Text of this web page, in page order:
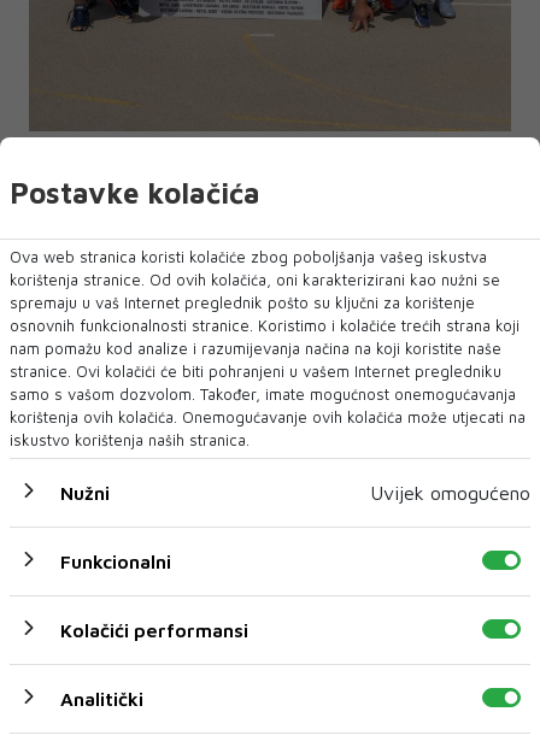
Postavke kolačića
Ova web stranica koristi kolačiće zbog poboljšanja vašeg iskustva
korištenja stranice. Od ovih kolačića, oni karakterizirani kao nužni se
spremaju u vaš Internet preglednik pošto su ključni za korištenje
osnovnih funkcionalnosti stranice. Koristimo i kolačiće trećih strana koji
nam pomažu kod analize i razumijevanja načina na koji koristite naše
stranice. Ovi kolačići će biti pohranjeni u vašem Internet pregledniku
samo s vašom dozvolom. Također, imate mogućnost onemogućavanja
korištenja ovih kolačića. Onemogućavanje ovih kolačića može utjecati na
iskustvo korištenja naših stranica.
Nužni Uvijek omogućeno
Funkcionalni
Kolačići performansi
Analitički